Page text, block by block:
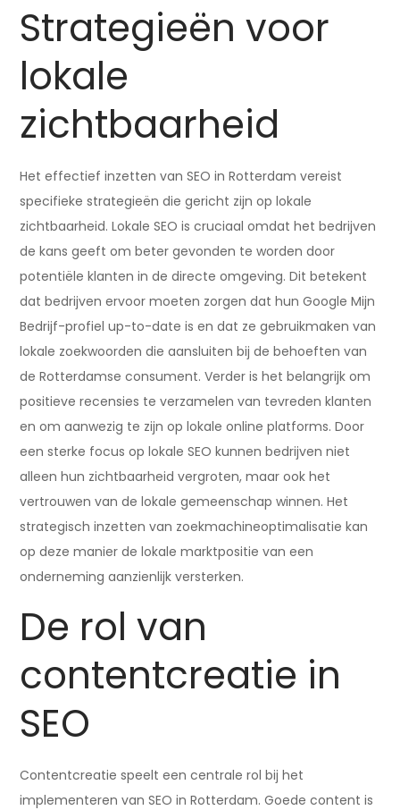
Strategieën voor
lokale
zichtbaarheid
Het effectief inzetten van SEO in Rotterdam vereist
specifieke strategieën die gericht zijn op lokale
zichtbaarheid. Lokale SEO is cruciaal omdat het bedrijven
de kans geeft om beter gevonden te worden door
potentiële klanten in de directe omgeving. Dit betekent
dat bedrijven ervoor moeten zorgen dat hun Google Mijn
Bedrijf-profiel up-to-date is en dat ze gebruikmaken van
lokale zoekwoorden die aansluiten bij de behoeften van
de Rotterdamse consument. Verder is het belangrijk om
positieve recensies te verzamelen van tevreden klanten
en om aanwezig te zijn op lokale online platforms. Door
een sterke focus op lokale SEO kunnen bedrijven niet
alleen hun zichtbaarheid vergroten, maar ook het
vertrouwen van de lokale gemeenschap winnen. Het
strategisch inzetten van zoekmachineoptimalisatie kan
op deze manier de lokale marktpositie van een
onderneming aanzienlijk versterken.
De rol van
contentcreatie in
SEO
Contentcreatie speelt een centrale rol bij het
implementeren van SEO in Rotterdam. Goede content is